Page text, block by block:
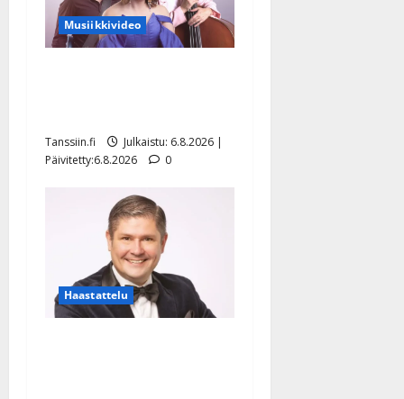
Musiikkivideo
Tanssiin.fi
Julkaistu: 6.8.2026 |
Päivitetty:6.8.2026
0
Haastattelu